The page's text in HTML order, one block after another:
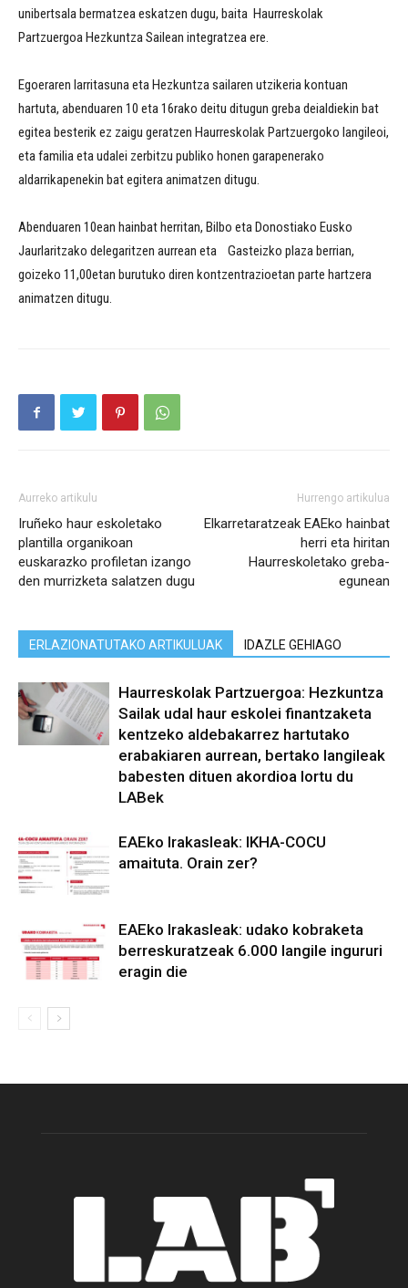
unibertsala bermatzea eskatzen dugu, baita Haurreskolak
Partzuergoa Hezkuntza Sailean integratzea ere.
Egoeraren larritasuna eta Hezkuntza sailaren utzikeria kontuan
hartuta, abenduaren 10 eta 16rako deitu ditugun greba deialdiekin bat
egitea besterik ez zaigu geratzen Haurreskolak Partzuergoko langileoi,
eta familia eta udalei zerbitzu publiko honen garapenerako
aldarrikapenekin bat egitera animatzen ditugu.
Abenduaren 10ean hainbat herritan, Bilbo eta Donostiako Eusko
Jaurlaritzako delegaritzen aurrean eta Gasteizko plaza berrian,
goizeko 11,00etan burutuko diren kontzentrazioetan parte hartzera
animatzen ditugu.
Aurreko artikulu
Iruñeko haur eskoletako
plantilla organikoan
euskarazko profiletan izango
den murrizketa salatzen dugu
Hurrengo artikulua
Elkarretaratzeak EAEko hainbat
herri eta hiritan
Haurreskoletako greba-
egunean
ERLAZIONATUTAKO ARTIKULUAK IDAZLE GEHIAGO
Haurreskolak Partzuergoa: Hezkuntza
Sailak udal haur eskolei finantzaketa
kentzeko aldebakarrez hartutako
erabakiaren aurrean, bertako langileak
babesten dituen akordioa lortu du
LABek
EAEko Irakasleak: IKHA-COCU
amaituta. Orain zer?
EAEko Irakasleak: udako kobraketa
berreskuratzeak 6.000 langile ingururi
eragin die